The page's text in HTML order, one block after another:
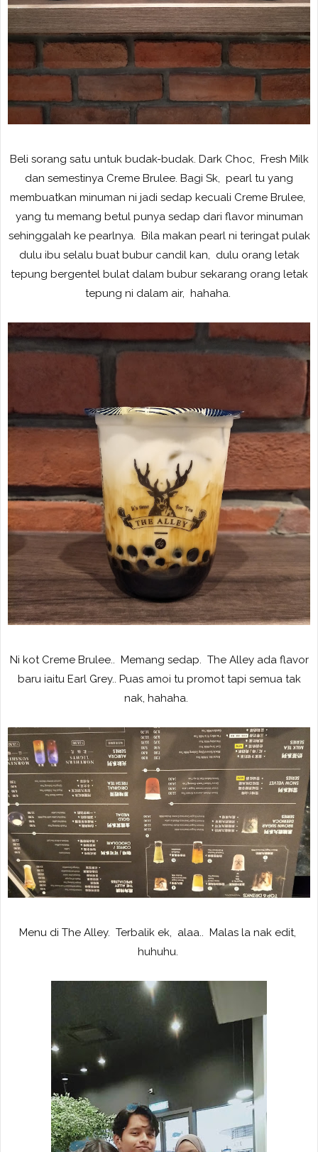
Beli sorang satu untuk budak-budak. Dark Choc, Fresh Milk
dan semestinya Creme Brulee. Bagi Sk, pearl tu yang
membuatkan minuman ni jadi sedap kecuali Creme Brulee,
yang tu memang betul punya sedap dari flavor minuman
sehinggalah ke pearlnya. Bila makan pearl ni teringat pulak
dulu ibu selalu buat bubur candil kan, dulu orang letak
tepung bergentel bulat dalam bubur sekarang orang letak
tepung ni dalam air, hahaha.
Ni kot Creme Brulee.. Memang sedap. The Alley ada flavor
baru iaitu Earl Grey.. Puas amoi tu promot tapi semua tak
nak, hahaha.
Menu di The Alley. Terbalik ek, alaa.. Malas la nak edit,
huhuhu.